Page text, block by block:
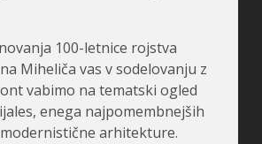
100-letnice rojstva
Miheliča vas v sodelovanju z
vabimo na tematski ogled
enega najpomembnejših
arhitekture.